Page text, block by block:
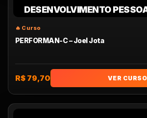
DESENVOLVIMENTO
PERFORMAN-C – Joel Jota
R$ 79,70 VER CURSO